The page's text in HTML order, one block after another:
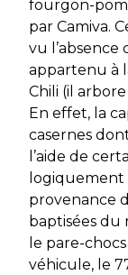
fourgon-
par Camiva.
vu l’absence
appartenu à
Chili (il
En effet, la
casernes
l’aide de
logiquement
provenance
baptisées du
le pare-
véhicule, le